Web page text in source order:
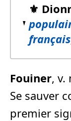
⚜️
français
Fouiner, v.
Se sauver
premier